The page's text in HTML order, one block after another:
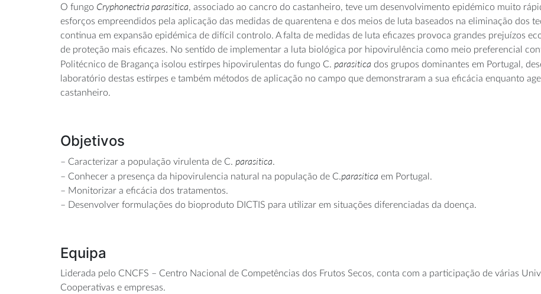
O fungo Cryphonectria parasitica, associado ao cancro do castanheiro, teve um desenvolvimento epidémico muito
esforços empreendidos pela aplicação das medidas de quarentena e dos meios de luta baseados na eliminação dos
continua em expansão epidémica de difícil controlo. A falta de medidas de luta eficazes provoca grandes prejuízos
de proteção mais eficazes. No sentido de implementar a luta biológica por hipovirulência como meio preferencial
Politécnico de Bragança isolou estirpes hipovirulentas do fungo C. parasitica dos grupos dominantes em Portugal,
laboratório destas estirpes e também métodos de aplicação no campo que demonstraram a sua eficácia enquanto
castanheiro.
Objetivos
– Caracterizar a população virulenta de C. parasitica.
– Conhecer a presença da hipovirulencia natural na população de C.parasitica em Portugal.
– Monitorizar a eficácia dos tratamentos.
– Desenvolver formulações do bioproduto DICTIS para utilizar em situações diferenciadas da doença.
Equipa
Liderada pelo CNCFS – Centro Nacional de Competências dos Frutos Secos, conta com a participação de várias
Cooperativas e empresas.